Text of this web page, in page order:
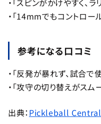
・「スピンがかけやすく、
・「14mmでもコントロー
参考になる口コミ
・「反発が暴れず、試合で
・「攻守の切り替えがスム
出典：Pickleball Central